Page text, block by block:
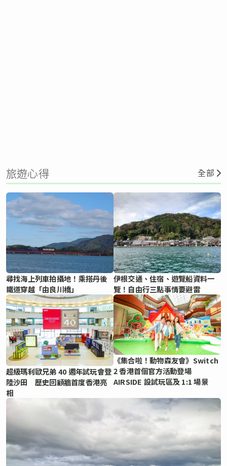
旅遊心得 全部
尋找海上列車拍攝地！乘搭丹後
鐵道穿越「由良川橋」
伊根交通、住宿、遊覽船資料一
覽！自由行三點事情要避雷
超級瑪利歐兄弟 40 週年試玩會登
陸沙田 歷史回顧牆首度香港亮
相
《集合啦！動物森友會》Switch
2 香港首個官方活動登場
AIRSIDE 設試玩區及 1:1 場景